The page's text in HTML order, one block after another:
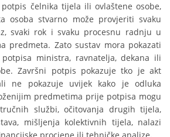
čelnika tijela ili ovlaštene osobe,
stvarno može provjeriti svaku
svaki rok i svaku procesnu radnju u
predmeta. Zato sustav mora pokazati
ministra, ravnatelja, dekana ili
Završni potpis pokazuje tko je akt
ne pokazuje uvijek kako je odluka
predmetima prije potpisa mogu
službi, očitovanja drugih tijela,
mišljenja kolektivnih tijela, nalazi